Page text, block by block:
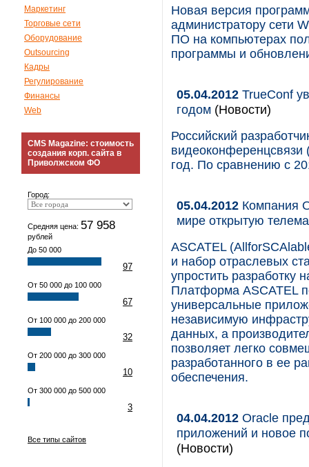
Маркетинг
Торговые сети
Оборудование
Outsourcing
Кадры
Регулирование
Финансы
Web
CMS Magazine: стоимость
создания корп. сайта в
Приволжском ФО
Город:
Средняя цена: 57 958
рублей
До 50 000
97
От 50 000 до 100 000
67
От 100 000 до 200 000
32
От 200 000 до 300 000
10
От 300 000 до 500 000
3
Все типы сайтов
Новая версия
администратору сети
ПО на компьютерах
программы и
05.04.2012 TrueConf
годом (Новости)
Российский
видеоконференцсвязи
год. По сравнению с
05.04.2012 Компания
мире открытую
ASCATEL
и набор отраслевых
упростить разработку
Платформа ASCATEL
универсальные
независимую
данных, а
позволяет легко
разработанного в ее
обеспечения.
04.04.2012 Oracle
приложений и новое
(Новости)